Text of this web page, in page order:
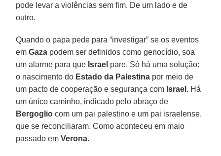
pode levar a violências sem fim. De um lado e de
outro.
Quando o papa pede para “investigar” se os eventos
emGaza podem ser definidos como genocídio, soa
um alarme para que Israel pare. Só há uma solução:
o nascimento do Estado da Palestina por meio de
um pacto de cooperação e segurança com Israel . Há
um único caminho, indicado pelo abraço de
Bergoglio com um pai palestino e um pai israelense,
que se reconciliaram. Como aconteceu em maio
passado emVerona.